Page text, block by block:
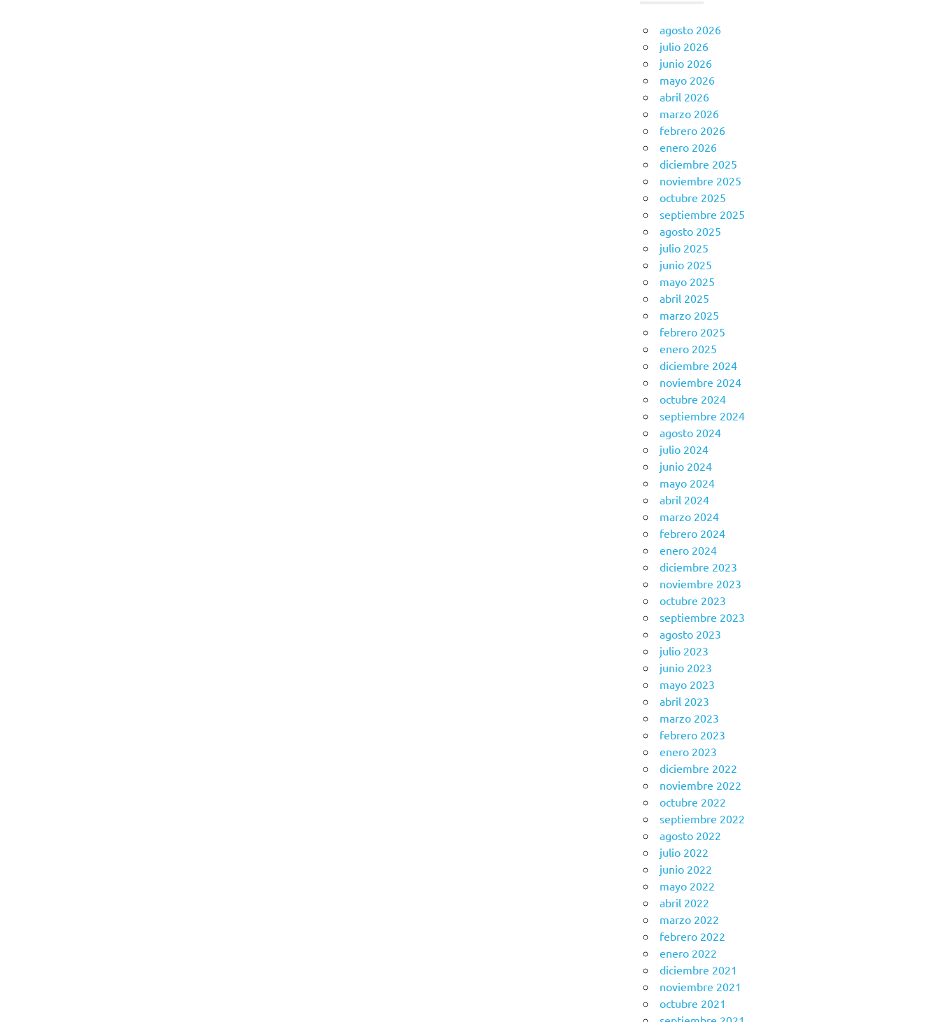
agosto 2026
julio 2026
junio 2026
mayo 2026
abril 2026
marzo 2026
febrero 2026
enero 2026
diciembre 2025
noviembre 2025
octubre 2025
septiembre 2025
agosto 2025
julio 2025
junio 2025
mayo 2025
abril 2025
marzo 2025
febrero 2025
enero 2025
diciembre 2024
noviembre 2024
octubre 2024
septiembre 2024
agosto 2024
julio 2024
junio 2024
mayo 2024
abril 2024
marzo 2024
febrero 2024
enero 2024
diciembre 2023
noviembre 2023
octubre 2023
septiembre 2023
agosto 2023
julio 2023
junio 2023
mayo 2023
abril 2023
marzo 2023
febrero 2023
enero 2023
diciembre 2022
noviembre 2022
octubre 2022
septiembre 2022
agosto 2022
julio 2022
junio 2022
mayo 2022
abril 2022
marzo 2022
febrero 2022
enero 2022
diciembre 2021
noviembre 2021
octubre 2021